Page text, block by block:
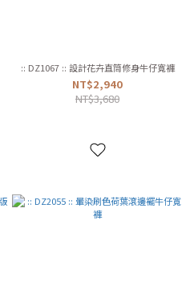
:: DZ1067 :: 設計花卉直筒修身牛仔寬褲
NT$2,940
NT$3,680